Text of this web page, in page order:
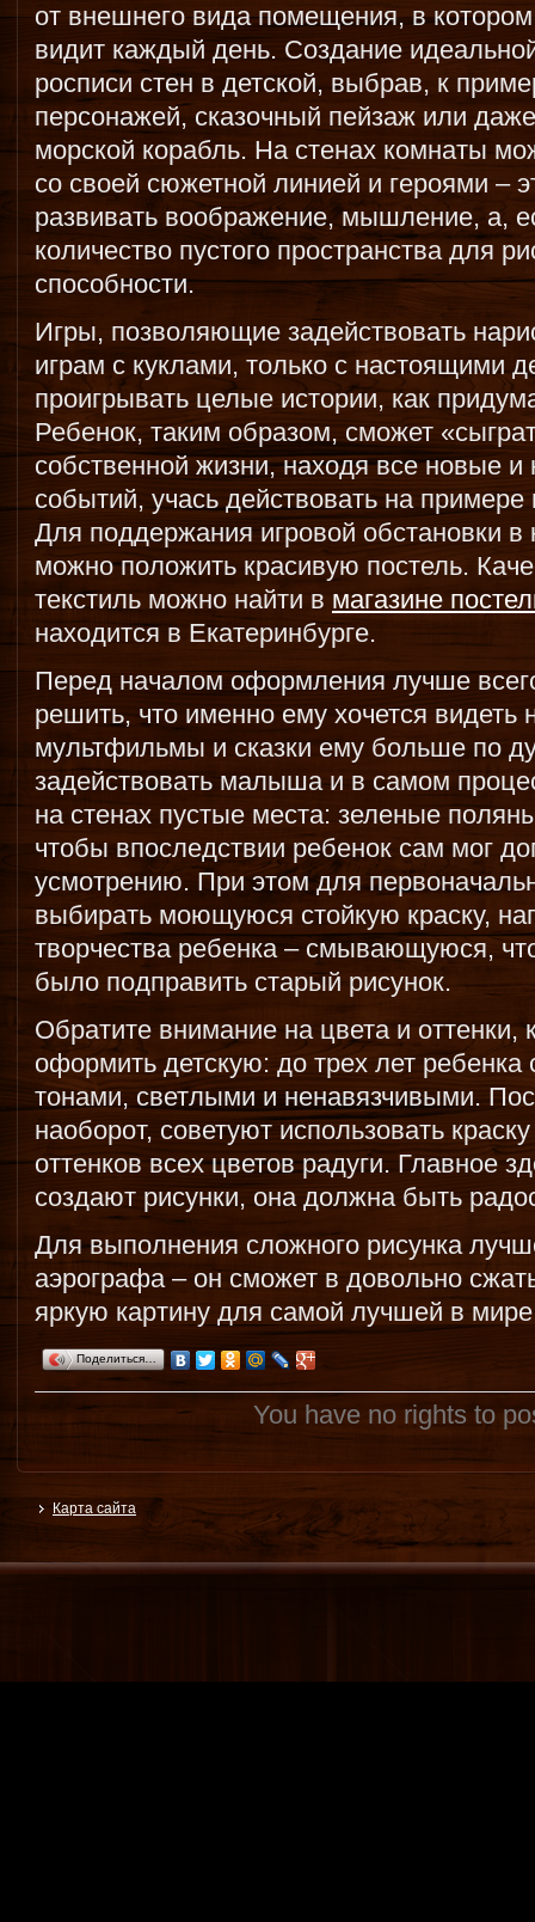
от внешнего вида помещения, в котором
видит каждый день. Создание
росписи стен в детской, выбрав, к
персонажей, сказочный пейзаж или
морской корабль. На стенах комнаты
со своей сюжетной линией и героями –
развивать воображение, мышление, а,
количество пустого пространства для
способности.
Игры, позволяющие задействовать
играм с куклами, только с настоящими
проигрывать целые истории, как
Ребенок, таким образом, сможет
собственной жизни, находя все новые
событий, учась действовать на
Для поддержания игровой обстановки в
можно положить красивую постель.
текстиль можно найти в магазине
находится в Екатеринбурге.
Перед началом оформления лучше
решить, что именно ему хочется видеть
мультфильмы и сказки ему больше по
задействовать малыша и в самом
на стенах пустые места: зеленые
чтобы впоследствии ребенок сам мог
усмотрению. При этом для
выбирать моющуюся стойкую краску,
творчества ребенка – смывающуюся,
было подправить старый рисунок.
Обратите внимание на цвета и оттенки,
оформить детскую: до трех лет ребенка
тонами, светлыми и ненавязчивыми.
наоборот, советуют использовать
оттенков всех цветов радуги. Главное
создают рисунки, она должна быть
Для выполнения сложного рисунка
аэрографа – он сможет в довольно
яркую картину для самой лучшей в мире
Поделиться…
You have no rights to
Карта сайта